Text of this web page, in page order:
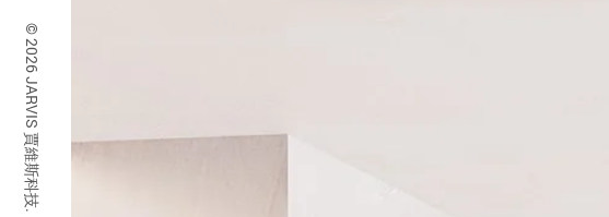
© 2026 JARVIS 賈維斯科技.